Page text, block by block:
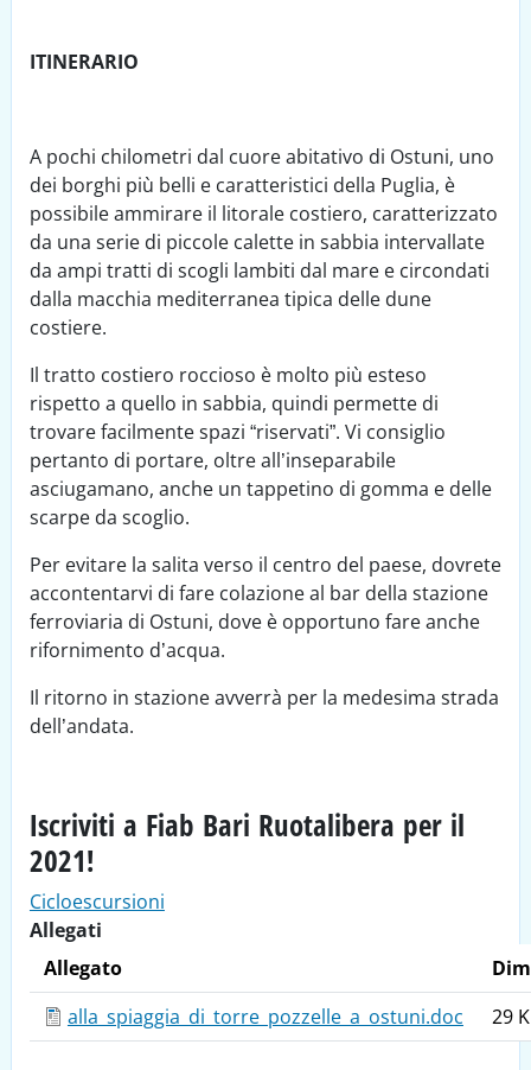
ITINERARIO
A pochi chilometri dal cuore abitativo di Ostuni, uno
dei borghi più belli e caratteristici della Puglia, è
possibile ammirare il litorale costiero, caratterizzato
da una serie di piccole calette in sabbia intervallate
da ampi tratti di scogli lambiti dal mare e circondati
dalla macchia mediterranea tipica delle dune
costiere.
Il tratto costiero roccioso è molto più esteso
rispetto a quello in sabbia, quindi permette di
trovare facilmente spazi “riservati”. Vi consiglio
pertanto di portare, oltre all’inseparabile
asciugamano, anche un tappetino di gomma e delle
scarpe da scoglio.
Per evitare la salita verso il centro del paese, dovrete
accontentarvi di fare colazione al bar della stazione
ferroviaria di Ostuni, dove è opportuno fare anche
rifornimento d’acqua.
Il ritorno in stazione avverrà per la medesima strada
dell’andata.
Iscriviti a Fiab Bari Ruotalibera per il
2021!
Cicloescursioni
Allegati
Allegato
alla_spiaggia_di_torre_pozzelle_a_ostuni.doc
29